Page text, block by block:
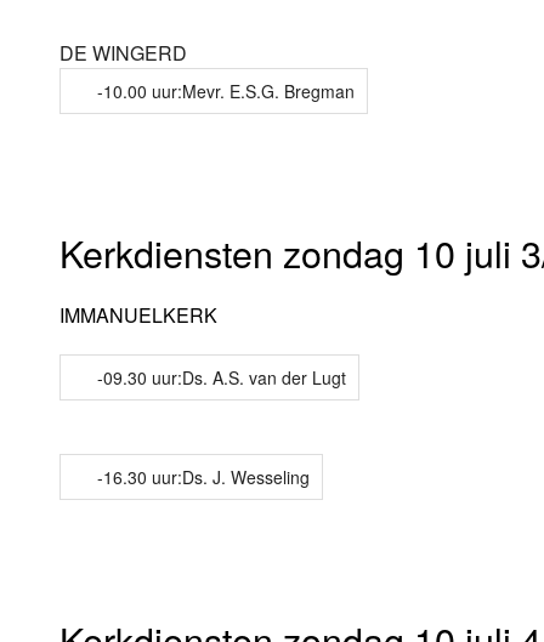
DE WINGERD
-10.00 uur:Mevr. E.S.G. Bregman
Kerkdiensten zondag 10 juli
IMMANUELKERK
-09.30 uur:Ds. A.S. van der Lugt
-16.30 uur:Ds. J. Wesseling